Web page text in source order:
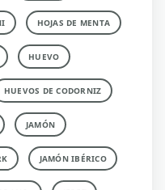
HOJAS DE MENTA
HUEVO
HUEVOS DE CODORNIZ
JAMÓN
JAMÓN IBÉRICO